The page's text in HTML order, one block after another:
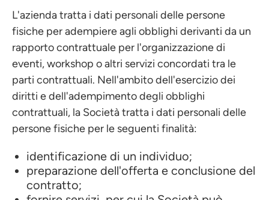
L'azienda tratta i dati personali delle persone
fisiche per adempiere agli obblighi derivanti da un
rapporto contrattuale per l'organizzazione di
eventi, workshop o altri servizi concordati tra le
parti contrattuali. Nell'ambito dell'esercizio dei
diritti e dell'adempimento degli obblighi
contrattuali, la Società tratta i dati personali delle
persone fisiche per le seguenti finalità:
identificazione di un individuo;
preparazione dell'offerta e conclusione del
contratto;